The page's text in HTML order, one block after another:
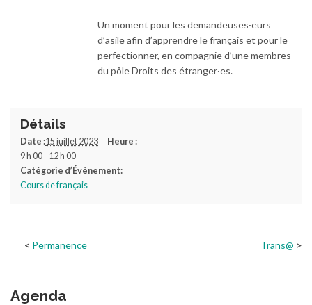
Un moment pour les demandeuses·eurs
d’asile afin d’apprendre le français et pour le
perfectionner, en compagnie d’une membres
du pôle Droits des étranger·es.
Détails
Date :15 juillet 2023
Heure :
9 h 00 - 12 h 00
Catégorie d’Évènement:
Cours de français
Permanence Trans@
Agenda